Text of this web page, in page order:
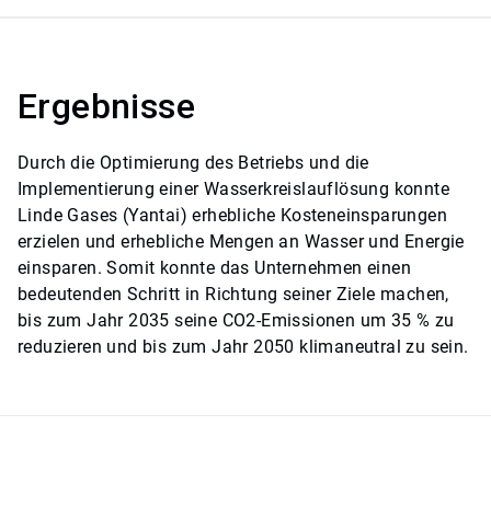
Ergebnisse
Durch die Optimierung des Betriebs und die
Implementierung einer Wasserkreislauflösung konnte
Linde Gases (Yantai) erhebliche Kosteneinsparungen
erzielen und erhebliche Mengen an Wasser und Energie
einsparen. Somit konnte das Unternehmen einen
bedeutenden Schritt in Richtung seiner Ziele machen,
bis zum Jahr 2035 seine CO2-Emissionen um 35 % zu
reduzieren und bis zum Jahr 2050 klimaneutral zu sein.